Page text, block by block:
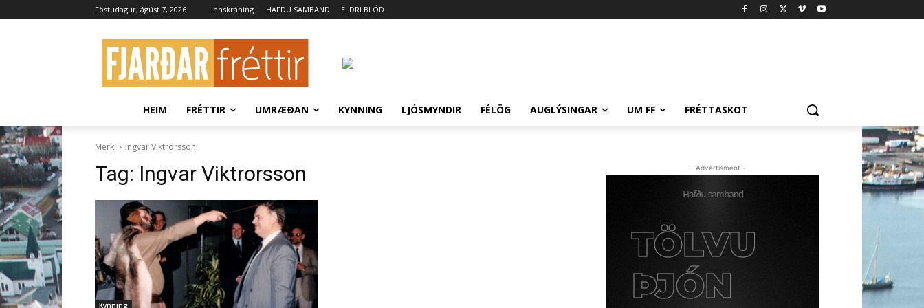
Föstudagur, ágúst 7, 2026 Innskráning HAFÐU SAMBAND ELDRI BLÖÐ
HEIM FRÉTTIR UMRÆÐAN KYNNING LJÓSMYNDIR FÉLÖG AUGLÝSINGAR UM FF FRÉTTASKOT
Merki Ingvar Viktrorsson
Tag: Ingvar Viktrorsson
Kynning
- Advertisment -